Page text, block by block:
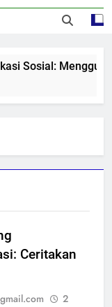
Sosial:
Ceritakan
2